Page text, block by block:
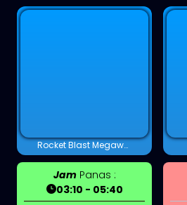
Rocket Blast Megaways™
JamPanas :
03:10 - 05:40